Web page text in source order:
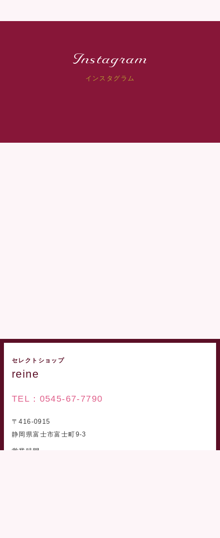
Instagram
インスタグラム
セレクトショップ
reine
TEL：0545-67-7790
〒416-0915
静岡県富士市富士町9-3
営業時間